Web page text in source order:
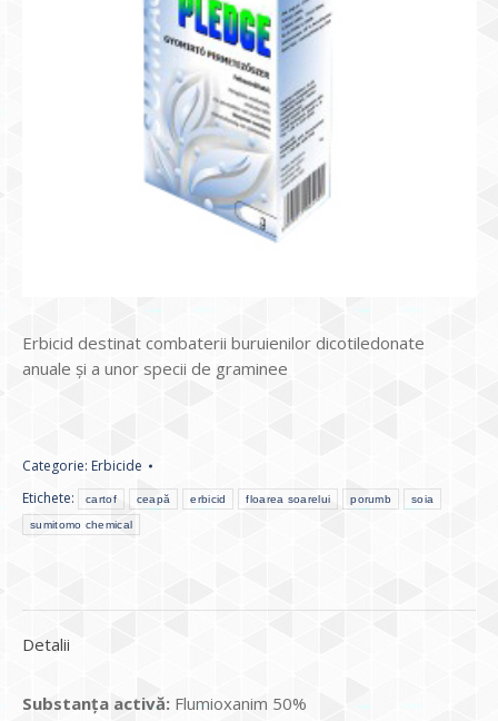
Erbicid destinat combaterii buruienilor dicotiledonate
anuale şi a unor specii de graminee
Categorie: Erbicide
Etichete:
cartof ceapă erbicid floarea soarelui porumb soia
sumitomo chemical
Detalii
Substanţa activă: Flumioxanim 50%